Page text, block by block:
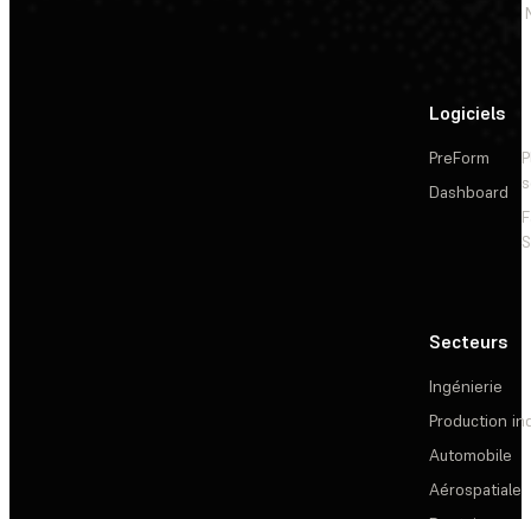
Logiciels
PreForm
Dashboard
Secteurs
Ingénierie
Production
Automobile
Aérospatiale